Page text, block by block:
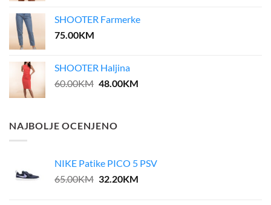
35.00KM.28.00KM.
SHOOTER Farmerke
75.00KM
SHOOTER Haljina
60.00KM Original
60.00KM.
48.00KMCurrent
NAJBOLJE OCENJENO
NIKE Patike PICO 5 PSV
65.00KM Original
32.20KMCurrent